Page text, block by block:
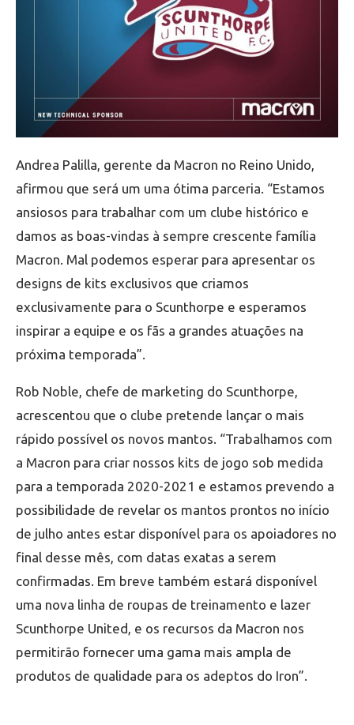
Andrea Palilla, gerente da Macron no Reino Unido,
afirmou que será um uma ótima parceria. “Estamos
ansiosos para trabalhar com um clube histórico e
damos as boas-vindas à sempre crescente família
Macron. Mal podemos esperar para apresentar os
designs de kits exclusivos que criamos
exclusivamente para o Scunthorpe e esperamos
inspirar a equipe e os fãs a grandes atuações na
próxima temporada”.
Rob Noble, chefe de marketing do Scunthorpe,
acrescentou que o clube pretende lançar o mais
rápido possível os novos mantos. “Trabalhamos com
a Macron para criar nossos kits de jogo sob medida
para a temporada 2020-2021 e estamos prevendo a
possibilidade de revelar os mantos prontos no início
de julho antes estar disponível para os apoiadores no
final desse mês, com datas exatas a serem
confirmadas. Em breve também estará disponível
uma nova linha de roupas de treinamento e lazer
Scunthorpe United, e os recursos da Macron nos
permitirão fornecer uma gama mais ampla de
produtos de qualidade para os adeptos do Iron”.